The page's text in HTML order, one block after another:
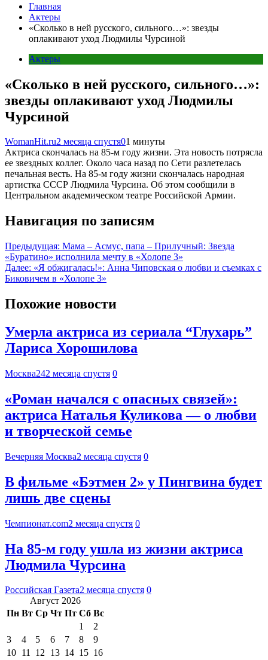
Главная
Актеры
«Сколько в ней русского, сильного…»: звезды
оплакивают уход Людмилы Чурсиной
Актеры
«Сколько в ней русского, сильного…»:
звезды оплакивают уход Людмилы
Чурсиной
WomanHit.ru2 месяца спустя01 минуты
Актриса скончалась на 85-м году жизни. Эта новость потрясла
ее звездных коллег. Около часа назад по Сети разлетелась
печальная весть. На 85-м году жизни скончалась народная
артистка СССР Людмила Чурсина. Об этом сообщили в
Центральном академическом театре Российской Армии.
Навигация по записям
Предыдущая: Мама – Асмус, папа – Прилучный: Звезда
«Буратино» исполнила мечту в «Холопе 3»
Далее: «Я обжигалась!»: Анна Чиповская о любви и съемках с
Биковичем в «Холопе 3»
Похожие новости
Умерла актриса из сериала “Глухарь”
Лариса Хорошилова
Москва242 месяца спустя 0
«Роман начался с опасных связей»:
актриса Наталья Куликова — о любви
и творческой семье
Вечерняя Москва2 месяца спустя 0
В фильме «Бэтмен 2» у Пингвина будет
лишь две сцены
Чемпионат.com2 месяца спустя 0
На 85-м году ушла из жизни актриса
Людмила Чурсина
Российская Газета2 месяца спустя 0
Август 2026
Пн Вт Ср Чт Пт Сб Вс
1
2
3
4 5 6 7 8
9
10 11 12 13 14 15 16